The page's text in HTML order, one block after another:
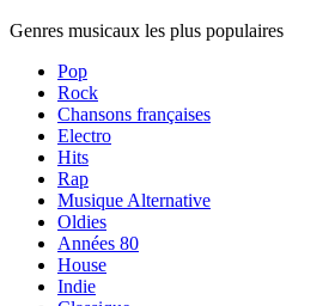
Genres musicaux les plus populaires
Pop
Rock
Chansons françaises
Electro
Hits
Rap
Musique Alternative
Oldies
Années 80
House
Indie